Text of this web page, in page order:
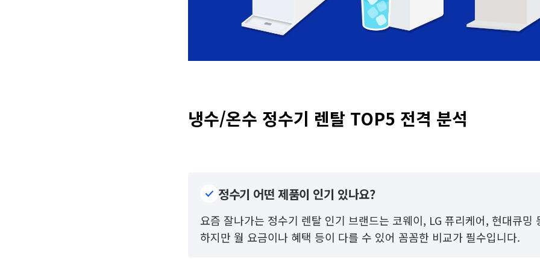
냉수/온수 정수기 렌탈 TOP5 전격 분석
정수기 어떤 제품이 인기 있나요?
요즘 잘나가는 정수기 렌탈 인기 브랜드는 코웨이, LG 퓨리케어, 현대큐밍
하지만 월 요금이나 혜택 등이 다를 수 있어 꼼꼼한 비교가 필수입니다.